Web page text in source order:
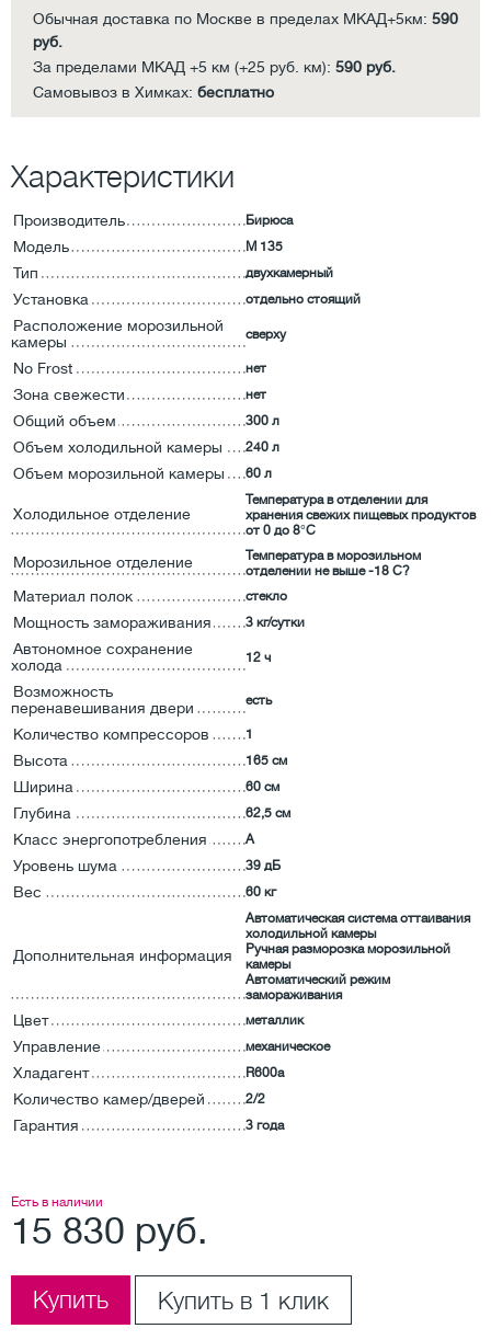
Обычная доставка по Москве в пределах МКАД+5км: 590
руб.
За пределами МКАД +5 км (+25 руб. км): 590 руб.
Самовывоз в Химках: бесплатно
Характеристики
Производитель Бирюса
Модель M 135
Тип двухкамерный
Установка отдельно стоящий
Расположение морозильной
камеры
сверху
No Frost нет
Зона свежести нет
Общий объем 300 л
Объем холодильной камеры 240 л
Объем морозильной камеры 60 л
Холодильное отделение
Температура в отделении для
хранения свежих пищевых продуктов
от 0 до 8°C
Морозильное отделение
Температура в морозильном
отделении не выше -18 С?
Материал полок стекло
Мощность замораживания 3 кг/сутки
Автономное сохранение
холода
12 ч
Возможность
перенавешивания двери
есть
Количество компрессоров 1
Высота 165 см
Ширина 60 см
Глубина 62,5 см
Класс энергопотребления А
Уровень шума 39 дБ
Вес 60 кг
Дополнительная информация
Автоматическая система оттаивания
холодильной камеры
Ручная разморозка морозильной
камеры
Автоматический режим
замораживания
Цвет металлик
Управление механическое
Хладагент R600a
Количество камер/дверей 2/2
Гарантия 3 года
Есть в наличии
15 830 руб.
Купить Купить в 1 клик